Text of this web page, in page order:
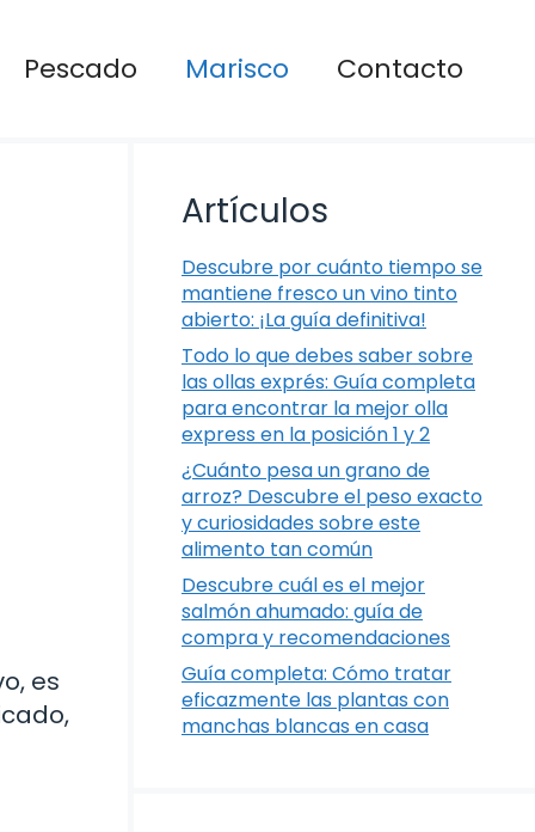
Pescado Marisco Contacto
es
Artículos
Descubre por cuánto tiempo se
mantiene fresco un vino tinto
abierto: ¡La guía definitiva!
Todo lo que debes saber sobre
las ollas exprés: Guía completa
para encontrar la mejor olla
express en la posición 1 y 2
¿Cuánto pesa un grano de
arroz? Descubre el peso exacto
y curiosidades sobre este
alimento tan común
Descubre cuál es el mejor
salmón ahumado: guía de
compra y recomendaciones
Guía completa: Cómo tratar
eficazmente las plantas con
manchas blancas en casa